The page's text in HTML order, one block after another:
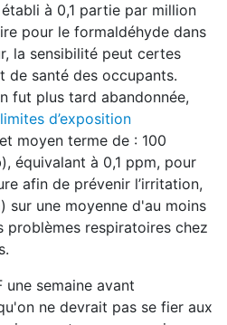
à 0,1 partie par million
pour le formaldéhyde dans
la sensibilité peut certes
de santé des occupants.
fut plus tard abandonnée,
limites d’exposition
moyen terme de : 100
équivalant à 0,1 ppm, pour
afin de prévenir l’irritation,
une moyenne d'au moins
problèmes respiratoires chez
une semaine avant
ne devrait pas se fier aux